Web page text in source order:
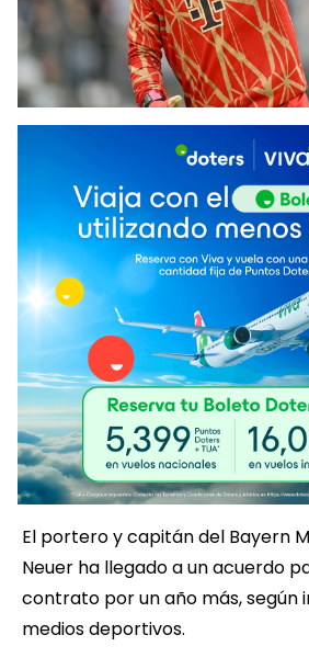
El portero y capitán del Bayern
Neuer ha llegado a un acuerdo
contrato por un año más, según
medios deportivos.